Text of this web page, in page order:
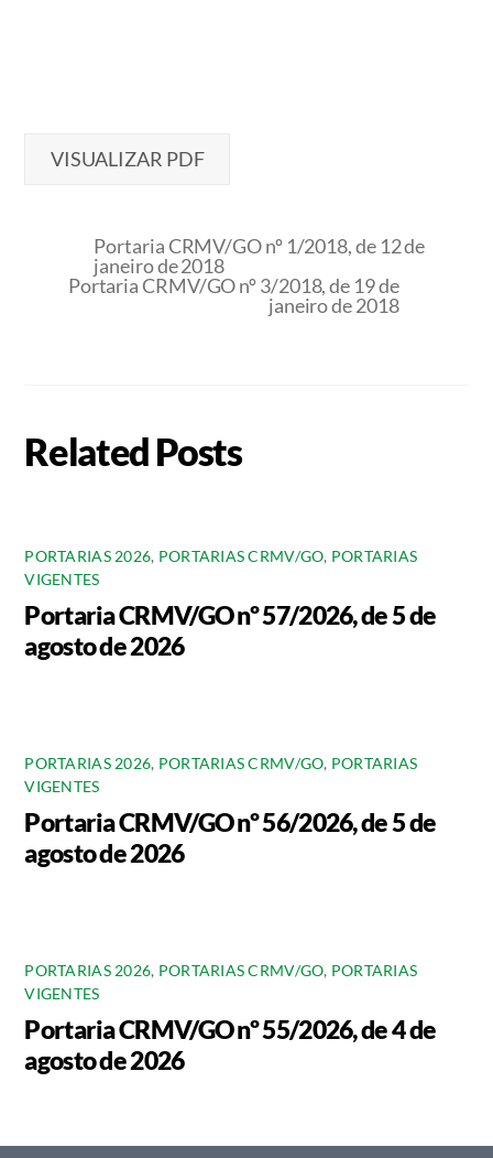
VISUALIZAR PDF
Portaria CRMV/GO nº 1/2018, de 12 de
janeiro de 2018
Portaria CRMV/GO nº 3/2018, de 19 de
janeiro de 2018
Related Posts
PORTARIAS 2026, PORTARIAS CRMV/GO, PORTARIAS
VIGENTES
Portaria CRMV/GO nº 57/2026, de 5 de
agosto de 2026
PORTARIAS 2026, PORTARIAS CRMV/GO, PORTARIAS
VIGENTES
Portaria CRMV/GO nº 56/2026, de 5 de
agosto de 2026
PORTARIAS 2026, PORTARIAS CRMV/GO, PORTARIAS
VIGENTES
Portaria CRMV/GO nº 55/2026, de 4 de
agosto de 2026